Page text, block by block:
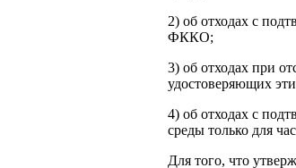
2) об отходах с
ФККО;
3) об отходах при
удостоверяющих
4) об отходах с
среды только для
Для того, что